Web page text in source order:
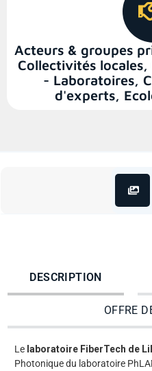
Acteurs & groupes
Collectivités locales,
- Laboratoires,
d'experts,
DESCRIPTION
OFFRE
Le laboratoire FiberTech de
Photonique du laboratoire